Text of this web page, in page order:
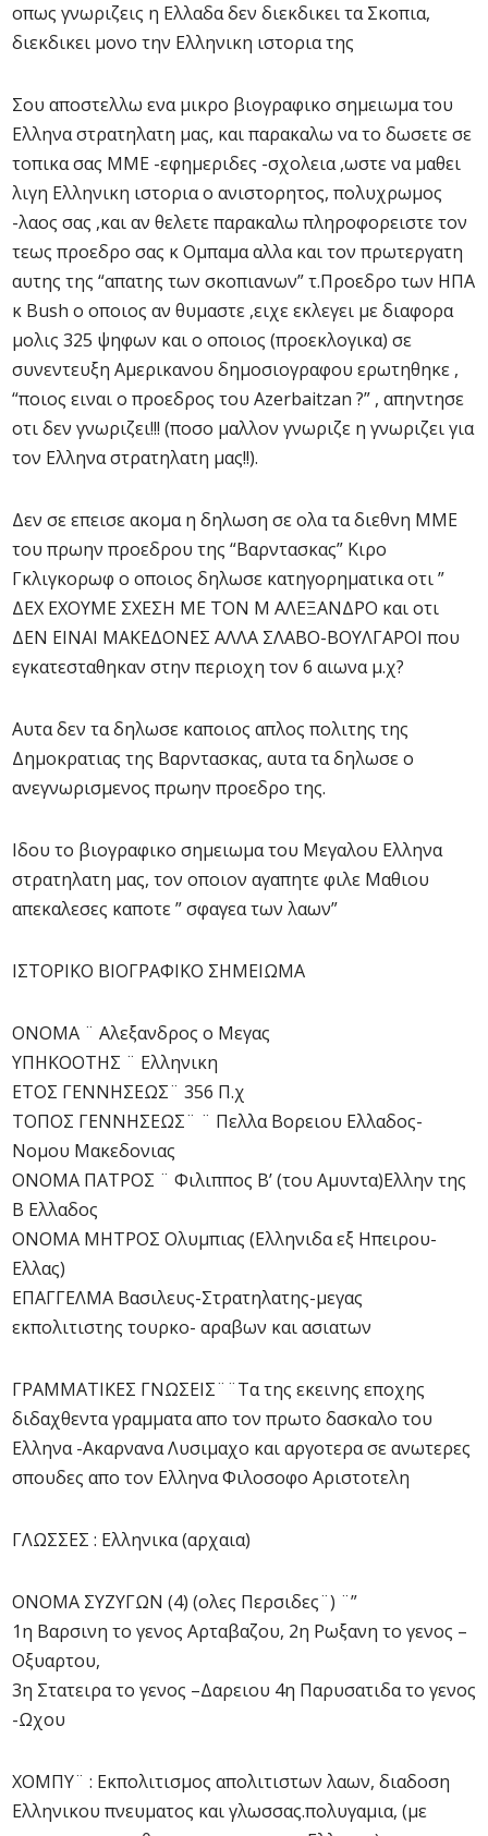
οπως γνωριζεις η Ελλαδα δεν διεκδικει τα Σκοπια,
διεκδικει μονο την Ελληνικη ιστορια της
Σου αποστελλω ενα μικρο βιογραφικο σημειωμα του
Ελληνα στρατηλατη μας, και παρακαλω να το δωσετε σε
τοπικα σας ΜΜΕ -εφημεριδες -σχολεια ,ωστε να μαθει
λιγη Ελληνικη ιστορια ο ανιστορητος, πολυχρωμος
-λαος σας ,και αν θελετε παρακαλω πληροφορειστε τον
τεως προεδρο σας κ Ομπαμα αλλα και τον πρωτεργατη
αυτης της “απατης των σκοπιανων” τ.Προεδρο των ΗΠΑ
κ Bush o οποιος αν θυμαστε ,ειχε εκλεγει με διαφορα
μολις 325 ψηφων και ο οποιος (προεκλογικα) σε
συνεντευξη Αμερικανου δημοσιογραφου ερωτηθηκε ,
“ποιος ειναι ο προεδρος του Azerbaitzan ?” , απηντησε
οτι δεν γνωριζει!!! (ποσο μαλλον γνωριζε η γνωριζει για
τον Ελληνα στρατηλατη μας!!).
Δεν σε επεισε ακομα η δηλωση σε ολα τα διεθνη ΜΜΕ
του πρωην προεδρου της “Βαρντασκας” Κιρο
Γκλιγκορωφ ο οποιος δηλωσε κατηγορηματικα οτι ”
ΔΕΧ ΕΧΟΥΜΕ ΣΧΕΣΗ ΜΕ ΤΟΝ Μ ΑΛΕΞΑΝΔΡΟ και οτι
ΔΕΝ ΕΙΝΑΙ ΜΑΚΕΔΟΝΕΣ ΑΛΛΑ ΣΛΑΒΟ-ΒΟΥΛΓΑΡΟΙ που
εγκατεσταθηκαν στην περιοχη τον 6 αιωνα μ.χ?
Αυτα δεν τα δηλωσε καποιος απλος πολιτης της
Δημοκρατιας της Βαρντασκας, αυτα τα δηλωσε ο
ανεγνωρισμενος πρωην προεδρο της.
Ιδου το βιογραφικο σημειωμα του Μεγαλου Ελληνα
στρατηλατη μας, τον οποιον αγαπητε φιλε Μαθιου
απεκαλεσες καποτε ” σφαγεα των λαων”
ΙΣΤΟΡΙΚΟ ΒΙΟΓΡΑΦΙΚΟ ΣΗΜΕΙΩΜΑ
ΟΝΟΜΑ ¨ Αλεξανδρος ο Μεγας
ΥΠΗΚΟΟΤΗΣ ¨ Ελληνικη
ΕΤΟΣ ΓΕΝΝΗΣΕΩΣ¨ 356 Π.χ
ΤΟΠΟΣ ΓΕΝΝΗΣΕΩΣ¨ ¨ Πελλα Βορειου Ελλαδος-
Νομου Μακεδονιας
ΟΝΟΜΑ ΠΑΤΡΟΣ ¨ Φιλιππος Β’ (του Αμυντα)Ελλην της
Β Ελλαδος
ΟΝΟΜΑ ΜΗΤΡΟΣ Ολυμπιας (Ελληνιδα εξ Ηπειρου-
Ελλας)
ΕΠΑΓΓΕΛΜΑ Βασιλευς-Στρατηλατης-μεγας
εκπολιτιστης τουρκο- αραβων και ασιατων
ΓΡΑΜΜΑΤΙΚΕΣ ΓΝΩΣΕΙΣ¨¨Τα της εκεινης εποχης
διδαχθεντα γραμματα απο τον πρωτο δασκαλο του
Ελληνα -Ακαρνανα Λυσιμαχο και αργοτερα σε ανωτερες
σπουδες απο τον Ελληνα Φιλοσοφο Αριστοτελη
ΓΛΩΣΣΕΣ : Ελληνικα (αρχαια)
ΟΝΟΜΑ ΣΥΖΥΓΩΝ (4) (ολες Περσιδες¨) ¨”
1η Βαρσινη το γενος Αρταβαζου, 2η Ρωξανη το γενος –
Οξυαρτου,
3η Στατειρα το γενος –Δαρειου 4η Παρυσατιδα το γενος
-Ωχου
ΧΟΜΠΥ¨ : Εκπολιτισμος απολιτιστων λαων, διαδοση
Ελληνικου πνευματος και γλωσσας.πολυγαμια, (με